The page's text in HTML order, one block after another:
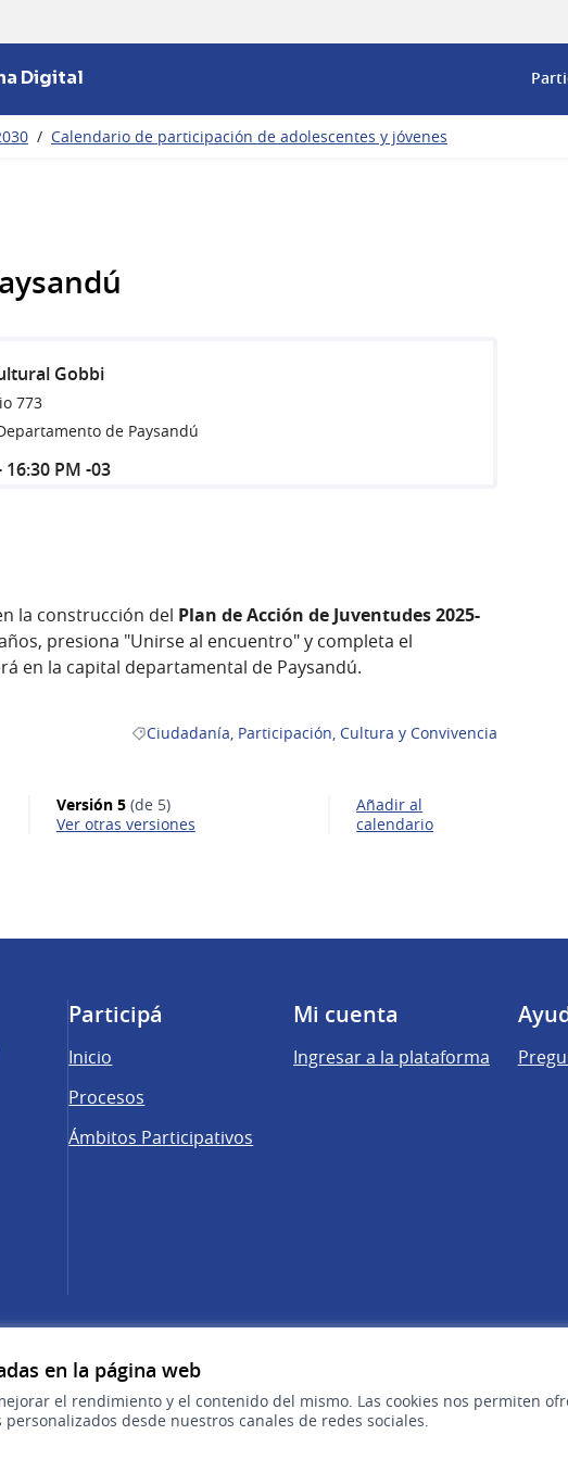
en la página web
el rendimiento y el contenido del mismo. Las cookies nos permiten
desde nuestros canales de redes sociales.
Digital
/ Calendario de participación de adolescentes y jóvenes
Gobbi
773
de Paysandú
16:30 PM -03
la construcción del Plan de Acción de Juventudes 2025-
presiona "Unirse al encuentro" y completa el
en la capital departamental de Paysandú.
Resultados al filtrar por la categoría: Ciudadanía,
Ciudadanía, Participación, Cultura y Convivencia
Versión 5(de 5)
ver otras versiones
Añadir al
calendario
una pestaña nueva)
Participá
Inicio
Procesos
Ámbitos Participativos
Mi cuenta
Ingresar a la plataforma